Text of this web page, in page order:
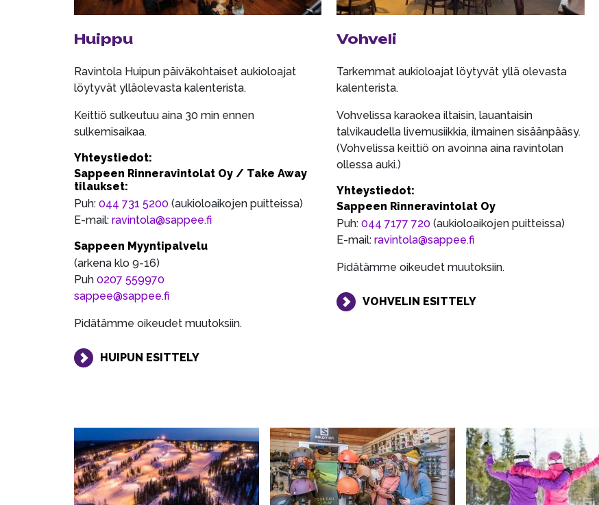
Huippu
Ravintola Huipun päiväkohtaiset aukioloajat
löytyvät ylläolevasta kalenterista.
Keittiö sulkeutuu aina 30 min ennen
sulkemisaikaa.
Yhteystiedot:
Sappeen Rinneravintolat Oy / Take Away
tilaukset:
Puh: 044 731 5200 (aukioloaikojen puitteissa)
E-mail: ravintola@sappee.fi
Sappeen Myyntipalvelu
(arkena klo 9-16)
Puh 0207 559970
sappee@sappee.fi
Pidätämme oikeudet muutoksiin.
HUIPUN ESITTELY
Vohveli
Tarkemmat aukioloajat löytyvät yllä olevasta
kalenterista.
Vohvelissa karaokea iltaisin, lauantaisin
talvikaudella livemusiikkia, ilmainen sisäänpääsy.
(Vohvelissa keittiö on avoinna aina ravintolan
ollessa auki.)
Yhteystiedot:
Sappeen Rinneravintolat Oy
Puh:044 7177 720 (aukioloaikojen puitteissa)
E-mail:ravintola@sappee.fi
Pidätämme oikeudet muutoksiin.
VOHVELIN ESITTELY